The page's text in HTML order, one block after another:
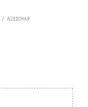
/ ΑΞΕΣΟΥΆΡ